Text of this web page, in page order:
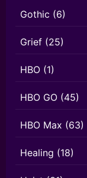
Gothic (6)
Grief (25)
HBO (1)
HBO GO (45)
HBO Max (63)
Healing (18)